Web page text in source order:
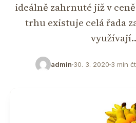
ideálně zahrnuté již v
trhu existuje celá řada
admin 30. 3. 2020 3 min